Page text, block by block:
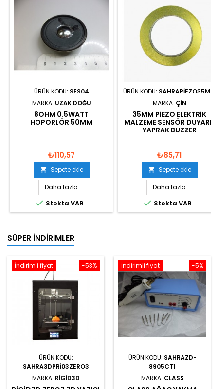
ÜRÜN KODU: SES04
MARKA: UZAK DOĞU
8OHM 0.5WATT
HOPORLÖR 50MM
₺110,57
 Sepete ekle
Daha fazla
 Stokta VAR
ÜRÜN KODU: SAHRAPIEZO35MM
MARKA: ÇIN
35MM PIEZO ELEKTRIK
MALZEME SENSÖR DUYARLI
YAPRAK BUZZER
₺85,71
 Sepete ekle
Daha fazla
 Stokta VAR
SÜPER İNDIRIMLER
-53%
İndirimli fiyat
ÜRÜN KODU:
SAHRA3DPRI03ZERO3
MARKA: RIGID3D
-5%
İndirimli fiyat
ÜRÜN KODU: SAHRAZD-
8905CT1
MARKA: CLASS